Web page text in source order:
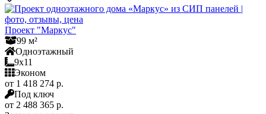
Проект "Маркус"
99 м²
Одноэтажный
9x11
Эконом
от 1 418 274 р.
Под ключ
от 2 488 365 р.